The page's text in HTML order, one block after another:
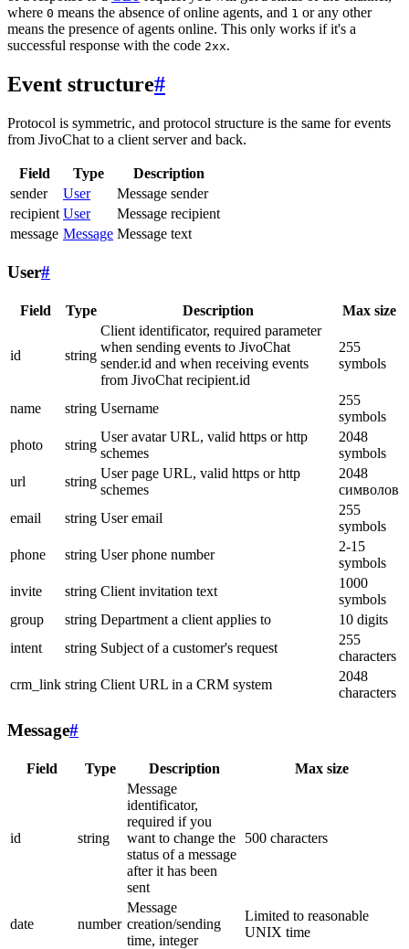
where 0 means the absence of online agents, and 1 or any other
means the presence of agents online. This only works if it's a
successful response with the code 2xx.
Event structure#
Protocol is symmetric, and protocol structure is the same for events
from JivoChat to a client server and back.
Field Type
Description
sender
User
Message sender
recipient User
Message recipient
message Message Message text
User#
Field Type Description Max size
id string
Client identificator, required parameter
when sending events to JivoChat
sender.id and when receiving events
from JivoChat recipient.id
255
symbols
name string Username
255
symbols
photo
string
User avatar URL, valid https or http
schemes
2048
symbols
url
string
User page URL, valid https or http
schemes
2048
символов
email
string User email
255
symbols
phone
string User phone number
2-15
symbols
invite
string Client invitation text
1000
symbols
group
string Department a client applies to
10 digits
intent
string Subject of a customer's request
255
characters
crm_link string Client URL in a CRM system
2048
characters
Message#
Field Type Description Max size
id string
Message
identificator,
required if you
want to change the
status of a message
after it has been
sent
500 characters
date number
Message
creation/sending
time, integer
Limited to reasonable
UNIX time